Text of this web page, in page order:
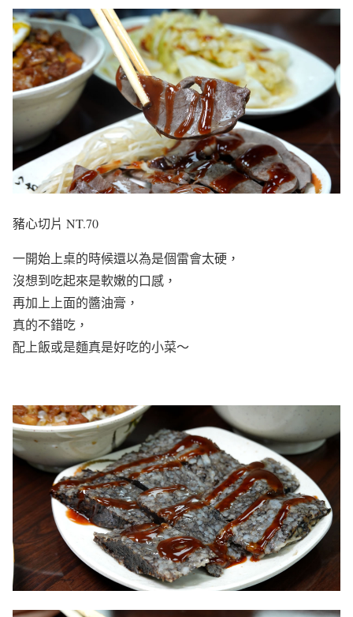
豬心切片 NT.70
一開始上桌的時候還以為是個雷會太硬，
沒想到吃起來是軟嫩的口感，
再加上上面的醬油膏，
真的不錯吃，
配上飯或是麵真是好吃的小菜～